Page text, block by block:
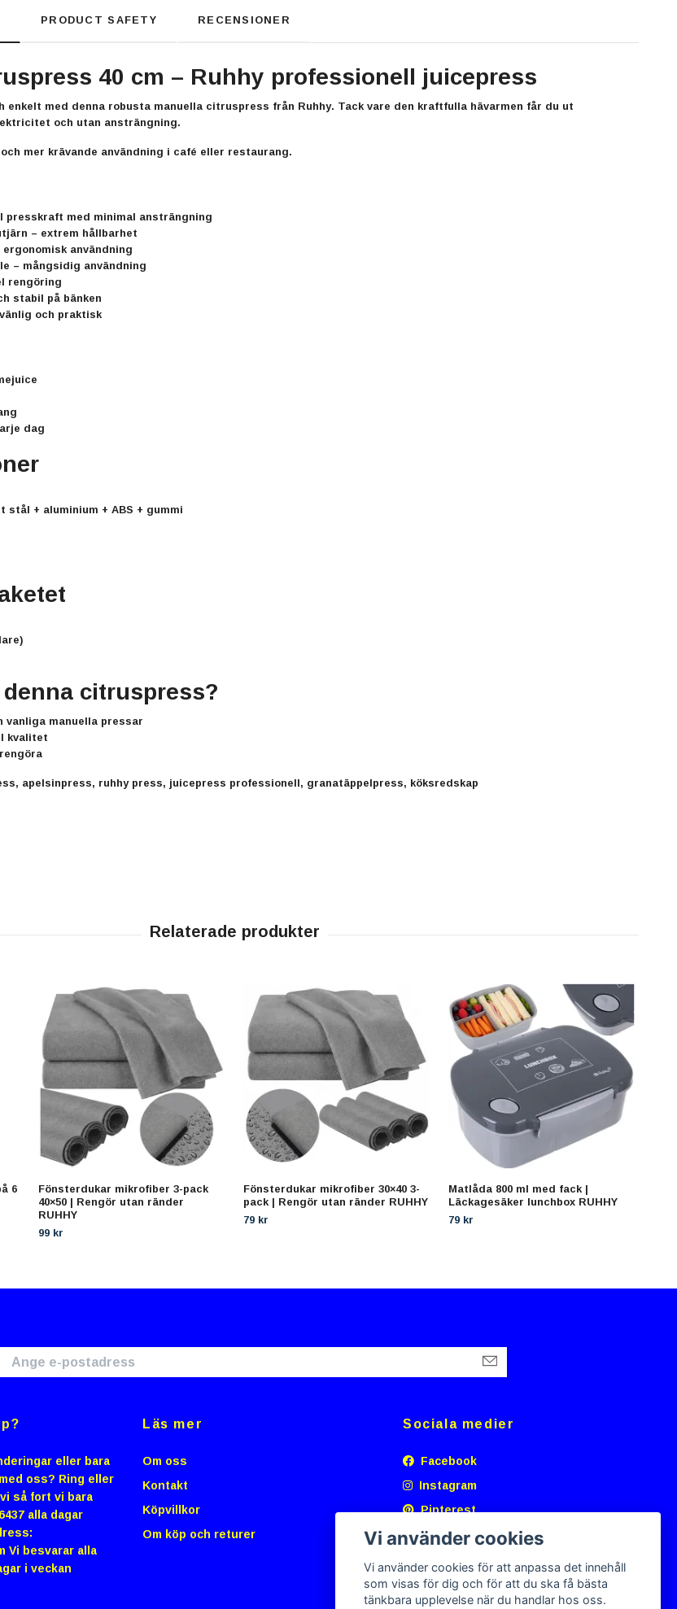
PRODUCT SAFETY RECENSIONER
40 cm – Ruhhy professionell juicepress
enkelt med denna robusta manuella citruspress från Ruhhy. Tack vare den kraftfulla hävarmen får du ut
och utan ansträngning.
mer krävande användning i café eller restaurang.
presskraft med minimal ansträngning
– extrem hållbarhet
användning
– mångsidig användning
rengöring
stabil på bänken
och praktisk
dag
+ aluminium + ABS + gummi
citruspress?
vanliga manuella pressar
kvalitet
apelsinpress, ruhhy press, juicepress professionell, granatäppelpress, köksredskap
6
Fönsterdukar mikrofiber 3-pack
40×50 | Rengör utan ränder
RUHHY
99 kr
Fönsterdukar mikrofiber 30×40 3-
pack | Rengör utan ränder RUHHY
79 kr
Matlåda 800 ml med fack |
Läckagesäker lunchbox RUHHY
79 kr
eller bara
oss? Ring eller
så fort vi bara
alla dagar
Vi besvarar alla
i veckan
Läs mer
Om oss
Kontakt
Köpvillkor
Om köp och returer
Sociala medier
Facebook
Instagram
Pinterest
Vi använder cookies
Vi använder cookies för att anpassa det innehåll
som visas för dig och för att du ska få bästa
tänkbara upplevelse när du handlar hos oss.